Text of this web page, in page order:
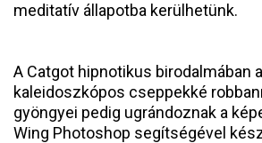
meditatív állapotba kerülhetünk.
A Catgot hipnotikus birodalmában
kaleidoszkópos cseppekké
gyöngyei pedig ugrándoznak a
Wing Photoshop segítségével